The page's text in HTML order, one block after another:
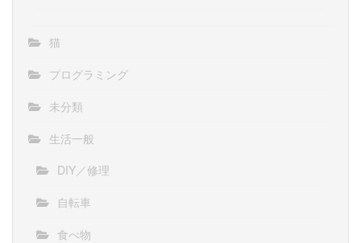
猫
プログラミング
未分類
生活一般
DIY／修理
自転車
食べ物